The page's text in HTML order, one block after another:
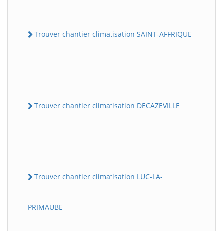
Trouver chantier climatisation SAINT-AFFRIQUE
Trouver chantier climatisation DECAZEVILLE
Trouver chantier climatisation LUC-LA-
PRIMAUBE